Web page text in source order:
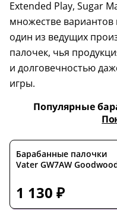
Extended Play, Sugar
множестве
один из ведущих
палочек, чья
и долговечностью
игры.
Популярные
Барабанные палочки
Vater GW7AW
1 130 ₽